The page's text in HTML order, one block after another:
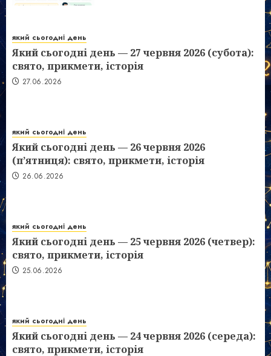
який сьогодні день
Який сьогодні день — 27 червня 2026 (субота):
свято, прикмети, історія
27.06.2026
який сьогодні день
Який сьогодні день — 26 червня 2026
(п’ятниця): свято, прикмети, історія
26.06.2026
який сьогодні день
Який сьогодні день — 25 червня 2026 (четвер):
свято, прикмети, історія
25.06.2026
який сьогодні день
Який сьогодні день — 24 червня 2026 (середа):
свято, прикмети, історія